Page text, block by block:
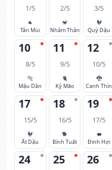
1/5
🐐
Tân Mùi
2/5
🐒
Nhâm Thân
3/5
🐓
Quý Dậu
10
8/5
🐅
Mậu Dần
11
9/5
🐈
Kỷ Mão
12
10/5
🐉
Canh Thìn
17
15/5
🐓
Ất Dậu
18
16/5
🐕
Bính Tuất
19
17/5
🐖
Đinh Hợi
24 25 26